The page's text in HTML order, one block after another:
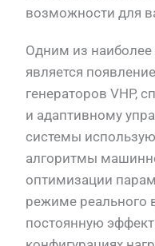
возможности для
Одним из
является
генераторов VHP,
и адаптивному
системы
алгоритмы
оптимизации
режиме реального
постоянную